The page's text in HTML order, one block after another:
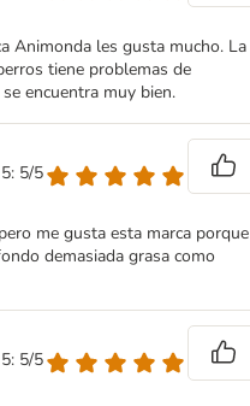
Animonda les gusta mucho. La
tiene problemas de
encuentra muy bien.
5/5
me gusta esta marca porque
demasiada grasa como
5/5